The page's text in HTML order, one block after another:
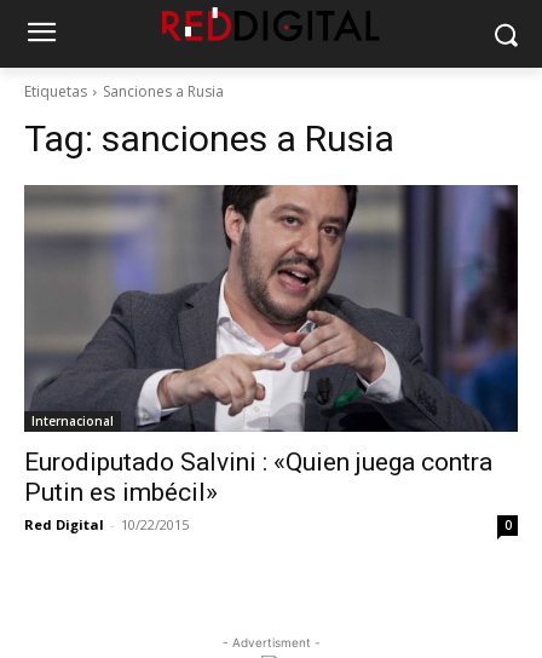
Etiquetas Sanciones a Rusia
Tag: sanciones a Rusia
Internacional
Eurodiputado Salvini : «Quien juega contra
Putin es imbécil»
Red Digital - 10/22/2015 0
- Advertisment -